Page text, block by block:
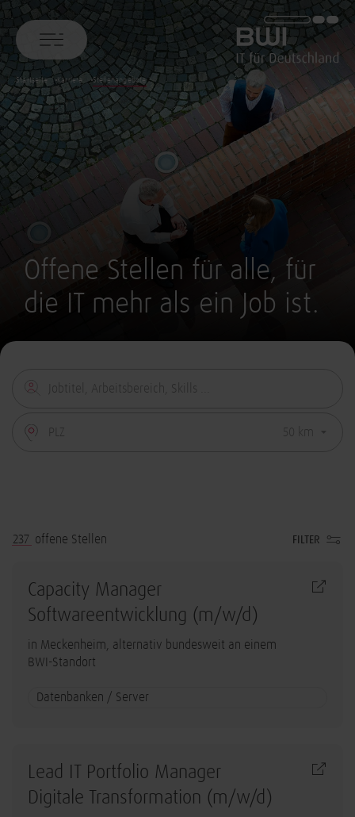
BWI GmbH
Startseite Karriere Stellenangebote
Offene Stellen für alle, für
die IT mehr als ein Job ist.
237 offene Stellen FILTER
Capacity Manager
Softwareentwicklung (m/w/d)
in Meckenheim, alternativ bundesweit an einem
BWI-Standort
Datenbanken / Server
Lead IT Portfolio Manager
Digitale Transformation (m/w/d)